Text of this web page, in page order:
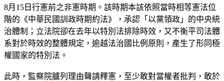
8月15日行憲前之非憲時期。該時期本該依照當時相等憲法位
階的《中華民國訓政時期約法》，承認「以黨領政」的中央統
治體制；立法院卻在去年以特別法排除時效，又不衡平司法體
系對於時效的整體規定，逾越法治國比例原則，產生了形同極
權國家的特別法。
此時，監察院臚列理由聲請釋憲，至少敢對當權者批判，敢於